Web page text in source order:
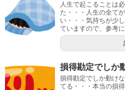
人生で起こることは
た・・・人生の全て
い・・・気持ちが少
ていますので、参考
損得勘定でしか
損得勘定でしか動け
てる・・・本当の損